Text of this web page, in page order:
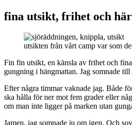
fina utsikt, frihet och
utsikten från vårt camp var som
Fin fin utsikt, en känsla av frihet och
gungning i hängmattan. Jag somnade
Efter några timmar vaknade jag. Både
ska hålla för ner mot fem grader eller
om man inte ligger på marken utan
Jamen, jag somnade ju om igen. Och